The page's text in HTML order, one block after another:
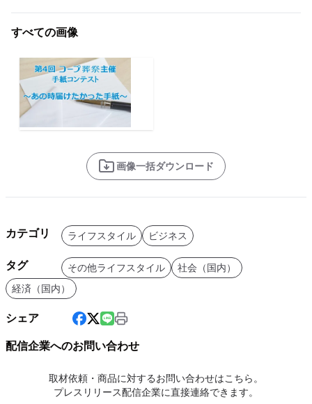
すべての画像
画像一括ダウンロード
カテゴリ ライフスタイル ビジネス
タグ その他ライフスタイル
社会（国内）
経済（国内）
シェア
配信企業へのお問い合わせ
取材依頼・商品に対するお問い合わせはこちら。
プレスリリース配信企業に直接連絡できます。